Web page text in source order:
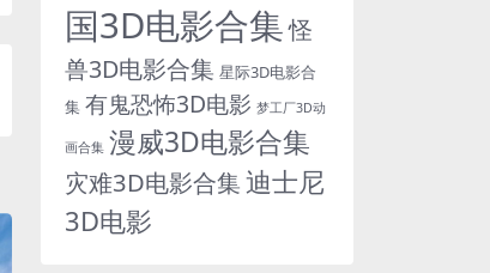
国3D电影合集怪
兽3D电影合集 星际3D电影合
集 有鬼恐怖3D电影 梦工厂3D动
画合集 漫威3D电影合集
灾难3D电影合集迪士尼
3D电影